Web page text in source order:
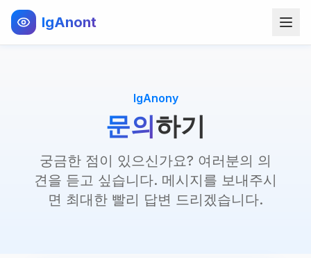
IgAnont
IgAnony
문의하기
궁금한 점이 있으신가요? 여러분의 의
견을 듣고 싶습니다. 메시지를 보내주시
면 최대한 빨리 답변 드리겠습니다.